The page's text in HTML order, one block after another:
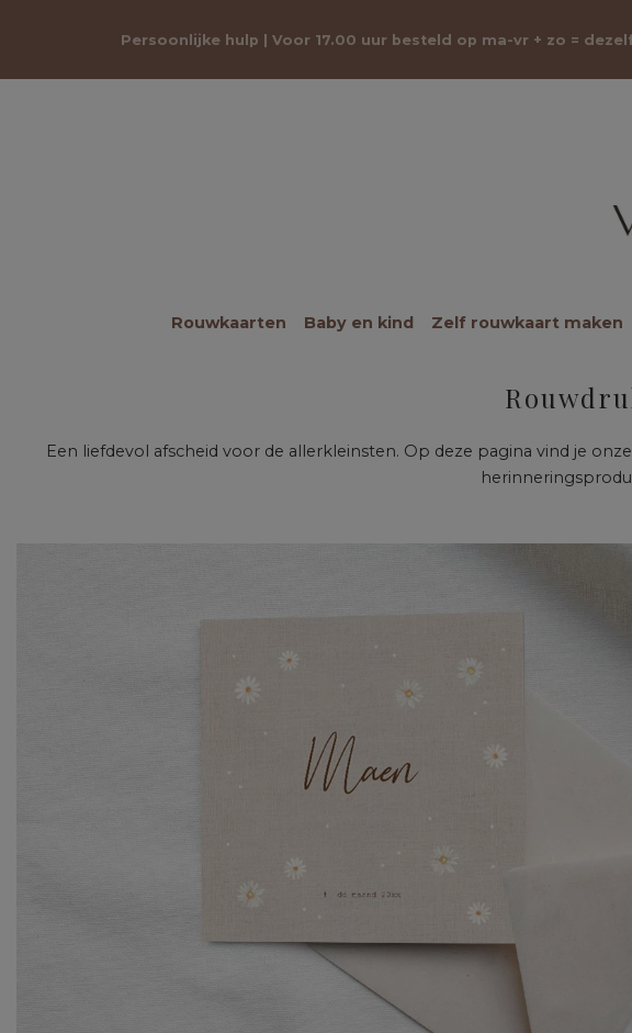
Persoonlijke hulp | Voor 17.00 uur besteld op ma-vr + zo =
Rouwkaarten Baby en kind Zelf rouwkaart maken
Een liefdevol afscheid voor de allerkleinsten. Op deze pagina vind je